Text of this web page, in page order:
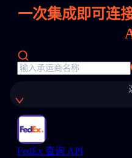
一次集成即可连
FedEx 查询 API